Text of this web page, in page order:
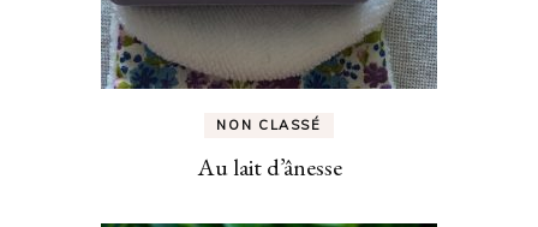
NON CLASSÉ
Au lait d’ânesse